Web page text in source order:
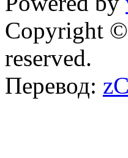
Copyright
reserved.
Перевод: